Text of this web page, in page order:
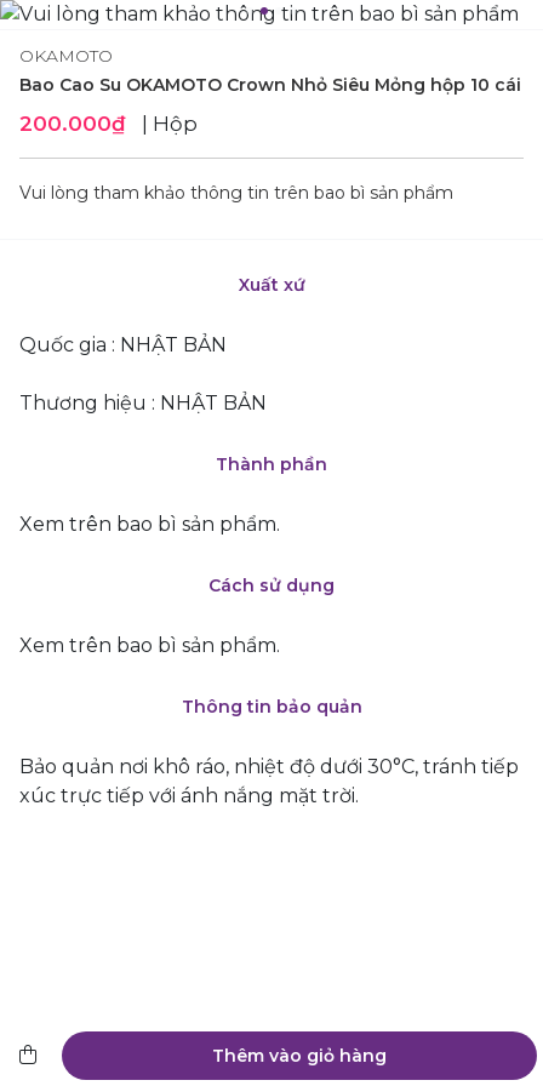
OKAMOTO
Bao Cao Su OKAMOTO Crown Nhỏ Siêu Mỏng hộp 10 cái
200.000₫ | Hộp
Vui lòng tham khảo thông tin trên bao bì sản phẩm
Xuất xứ
Quốc gia : NHẬT BẢN
Thương hiệu : NHẬT BẢN
Thành phần
Xem trên bao bì sản phẩm.
Cách sử dụng
Xem trên bao bì sản phẩm.
Thông tin bảo quản
Bảo quản nơi khô ráo, nhiệt độ dưới 30°C, tránh tiếp
xúc trực tiếp với ánh nắng mặt trời.
Thêm vào giỏ hàng